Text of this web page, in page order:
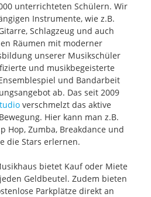
unterrichteten Schülern. Wir
Instrumente, wie z.B.
Schlagzeug und auch
Räumen mit moderner
unserer Musikschüler
und musikbegeisterte
und Bandarbeit
ab. Das seit 2009
verschmelzt das aktive
Hier kann man z.B.
Hop, Zumba, Breakdance und
die Stars erlernen.
bietet Kauf oder Miete
Geldbeutel. Zudem bieten
Parkplätze direkt an